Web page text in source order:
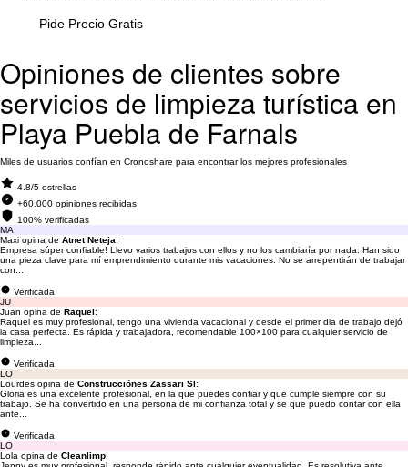
Pide Precio Gratis
Opiniones de clientes sobre
servicios de limpieza turística en
Playa Puebla de Farnals
Miles de usuarios confían en Cronoshare para encontrar los mejores profesionales
4.8/5 estrellas
+60.000 opiniones recibidas
100% verificadas
MA
Maxi opina de Atnet Neteja:
Empresa súper confiable! Llevo varios trabajos con ellos y no los cambiaría por nada. Han sido
una pieza clave para mí emprendimiento durante mis vacaciones. No se arrepentirán de trabajar
con...
Verificada
JU
Juan opina de Raquel:
Raquel es muy profesional, tengo una vivienda vacacional y desde el primer dia de trabajo dejó
la casa perfecta. Es rápida y trabajadora, recomendable 100×100 para cualquier servicio de
limpieza...
Verificada
LO
Lourdes opina de Construcciónes Zassari Sl:
Gloria es una excelente profesional, en la que puedes confiar y que cumple siempre con su
trabajo. Se ha convertido en una persona de mi confianza total y se que puedo contar con ella
ante...
Verificada
LO
Lola opina de Cleanlimp: